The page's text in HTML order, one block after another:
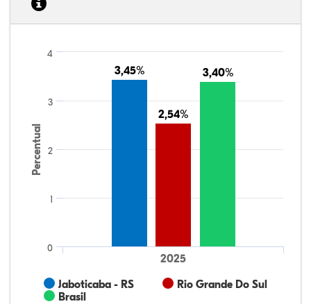
Percentual
3,45%
3,45%
2,54%
2,54%
3,40%
3,40%
Jaboticaba - RS
Rio Grande Do Sul
Brasil
2025
0
1
2
3
4